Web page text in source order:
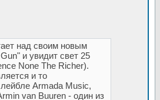
над своим новым
и увидит свет 25
None The Richer).
и то
Armada Music,
van Buuren - один из